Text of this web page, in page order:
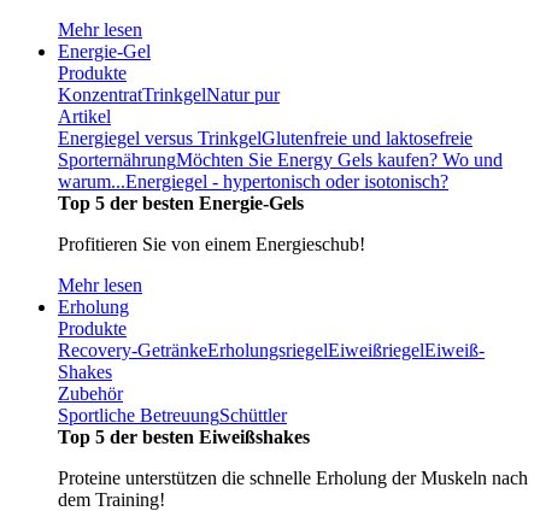
Mehr lesen
Energie-Gel
Produkte
KonzentratTrinkgelNatur pur
Artikel
Energiegel versus TrinkgelGlutenfreie und laktosefreie
SporternährungMöchten Sie Energy Gels kaufen? Wo und
warum...Energiegel - hypertonisch oder isotonisch?
Top 5 der besten Energie-Gels
Profitieren Sie von einem Energieschub!
Mehr lesen
Erholung
Produkte
Recovery-GetränkeErholungsriegelEiweißriegelEiweiß-
Shakes
Zubehör
Sportliche BetreuungSchüttler
Top 5 der besten Eiweißshakes
Proteine unterstützen die schnelle Erholung der Muskeln nach
dem Training!